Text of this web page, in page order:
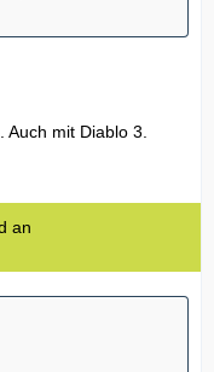
mit Diablo 3.
an